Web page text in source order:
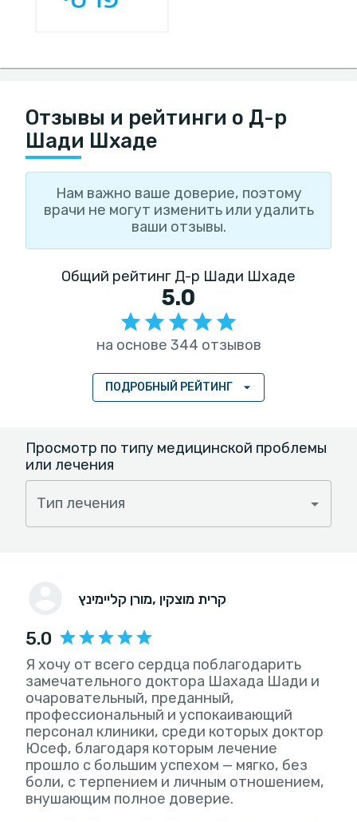
Отзывы и рейтинги о Д-р
Шади Шхаде
Нам важно ваше доверие, поэтому
врачи не могут изменить или удалить
ваши отзывы.
Общий рейтинг Д-р Шади Шхаде
5.0
на основе 344 отзывов
ПОДРОБНЫЙ РЕЙТИНГ
Просмотр по типу медицинской проблемы
или лечения
Тип лечения
מורן קליימינץ , קרית מוצקין
5.0
Я хочу от всего сердца поблагодарить
замечательного доктора Шахада Шади и
очаровательный, преданный,
профессиональный и успокаивающий
персонал клиники, среди которых доктор
Юсеф, благодаря которым лечение
прошло с большим успехом — мягко, без
боли, с терпением и личным отношением,
внушающим полное доверие.